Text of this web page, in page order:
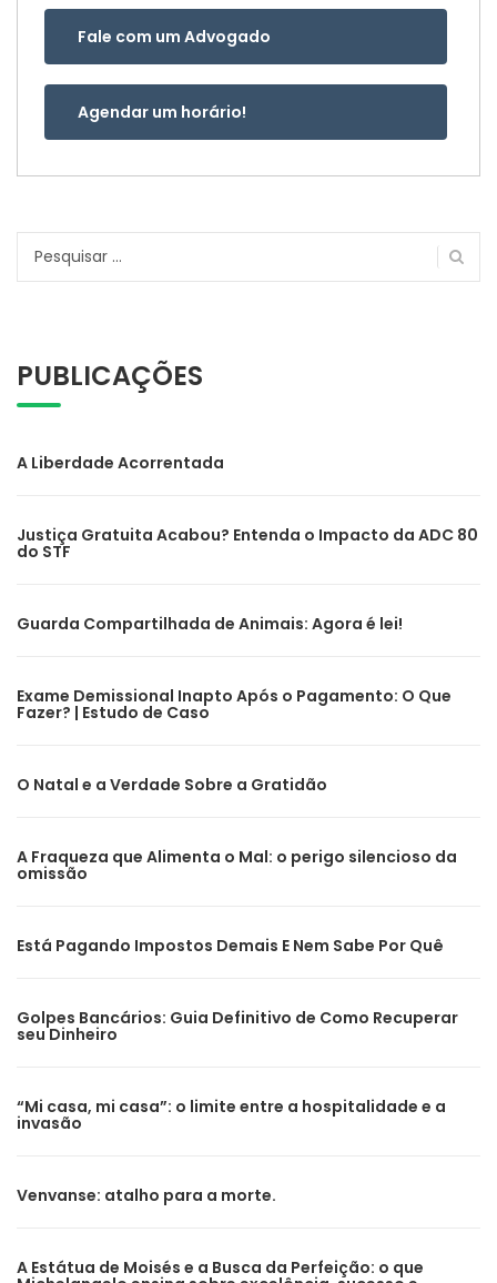
Fale com um Advogado
Agendar um horário!
Pesquisar
PUBLICAÇÕES
A Liberdade Acorrentada
Justiça Gratuita Acabou? Entenda o Impacto da ADC 80
do STF
Guarda Compartilhada de Animais: Agora é lei!
Exame Demissional Inapto Após o Pagamento: O Que
Fazer? | Estudo de Caso
O Natal e a Verdade Sobre a Gratidão
A Fraqueza que Alimenta o Mal: o perigo silencioso da
omissão
Está Pagando Impostos Demais E Nem Sabe Por Quê
Golpes Bancários: Guia Definitivo de Como Recuperar
seu Dinheiro
“Mi casa, mi casa”: o limite entre a hospitalidade e a
invasão
Venvanse: atalho para a morte.
A Estátua de Moisés e a Busca da Perfeição: o que